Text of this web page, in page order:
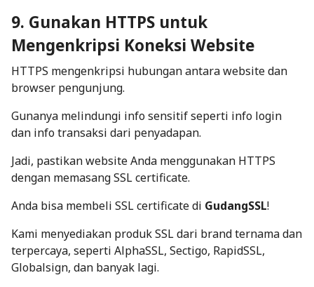
9. Gunakan HTTPS untuk
Mengenkripsi Koneksi Website
HTTPS mengenkripsi hubungan antara website dan
browser pengunjung.
Gunanya melindungi info sensitif seperti info login
dan info transaksi dari penyadapan.
Jadi, pastikan website Anda menggunakan HTTPS
dengan memasang SSL certificate.
Anda bisa membeli SSL certificate di GudangSSL!
Kami menyediakan produk SSL dari brand ternama dan
terpercaya, seperti AlphaSSL, Sectigo, RapidSSL,
Globalsign, dan banyak lagi.